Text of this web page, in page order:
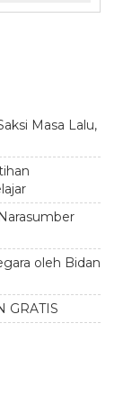
Masa Lalu,
oleh Bidan
GRATIS